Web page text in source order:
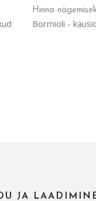
Bormioli -
Hinna
JA